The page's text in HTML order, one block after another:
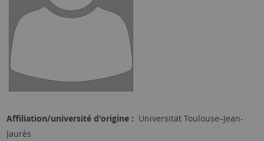
Affiliation/université d'origine : Universität Toulouse–Jean-
Jaurès